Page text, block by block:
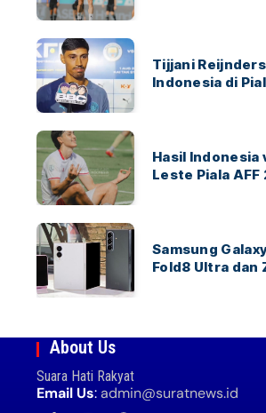
Tijjani
Indonesia di
Hasil Indonesia
Leste Piala AFF
Samsung
Fold8 Ultra dan
About Us
Suara Hati Rakyat
Email Us:admin@suratnews.id